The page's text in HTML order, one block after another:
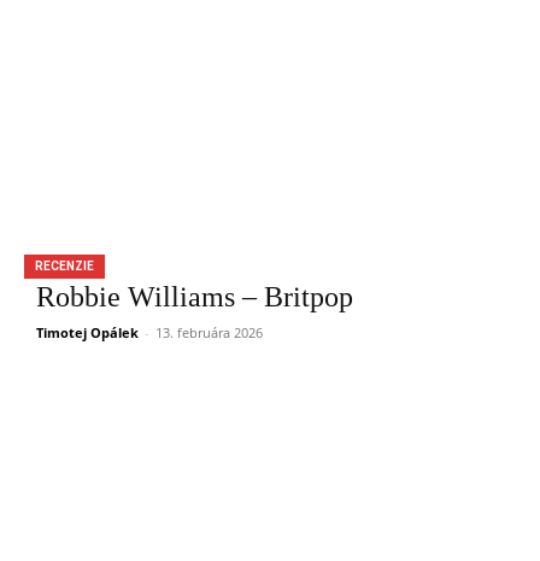
RECENZIE
Robbie Williams – Britpop
Timotej Opálek - 13. februára 2026